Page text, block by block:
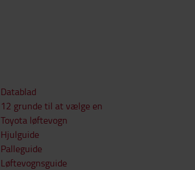
Datablad
12 grunde til at vælge en
Toyota løftevogn
Hjulguide
Palleguide
Løftevognsguide